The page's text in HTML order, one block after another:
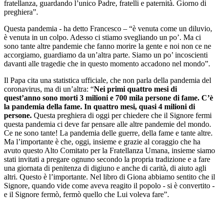
fratellanza, guardando l’unico Padre, fratelli e paternità. Giorno di
preghiera”.
Questa pandemia - ha detto Francesco – “è venuta come un diluvio,
è venuta in un colpo. Adesso ci stiamo svegliando un po’. Ma ci
sono tante altre pandemie che fanno morire la gente e noi non ce ne
accorgiamo, guardiamo da un’altra parte. Siamo un po’ incoscienti
davanti alle tragedie che in questo momento accadono nel mondo”.
Il Papa cita una statistica ufficiale, che non parla della pandemia del
coronavirus, ma di un’altra: “Nei primi quattro mesi di
quest’anno sono morti 3 milioni e 700 mila persone di fame. C’è
la pandemia della fame. In quattro mesi, quasi 4 milioni di
persone. Questa preghiera di oggi per chiedere che il Signore fermi
questa pandemia ci deve far pensare alle altre pandemie del mondo.
Ce ne sono tante! La pandemia delle guerre, della fame e tante altre.
Ma l’importante è che, oggi, insieme e grazie al coraggio che ha
avuto questo Alto Comitato per la Fratellanza Umana, insieme siamo
stati invitati a pregare ognuno secondo la propria tradizione e a fare
una giornata di penitenza di digiuno e anche di carità, di aiuto agli
altri. Questo è l’importante. Nel libro di Giona abbiamo sentito che il
Signore, quando vide come aveva reagito il popolo - si è convertito -
e il Signore fermò, fermò quello che Lui voleva fare”.